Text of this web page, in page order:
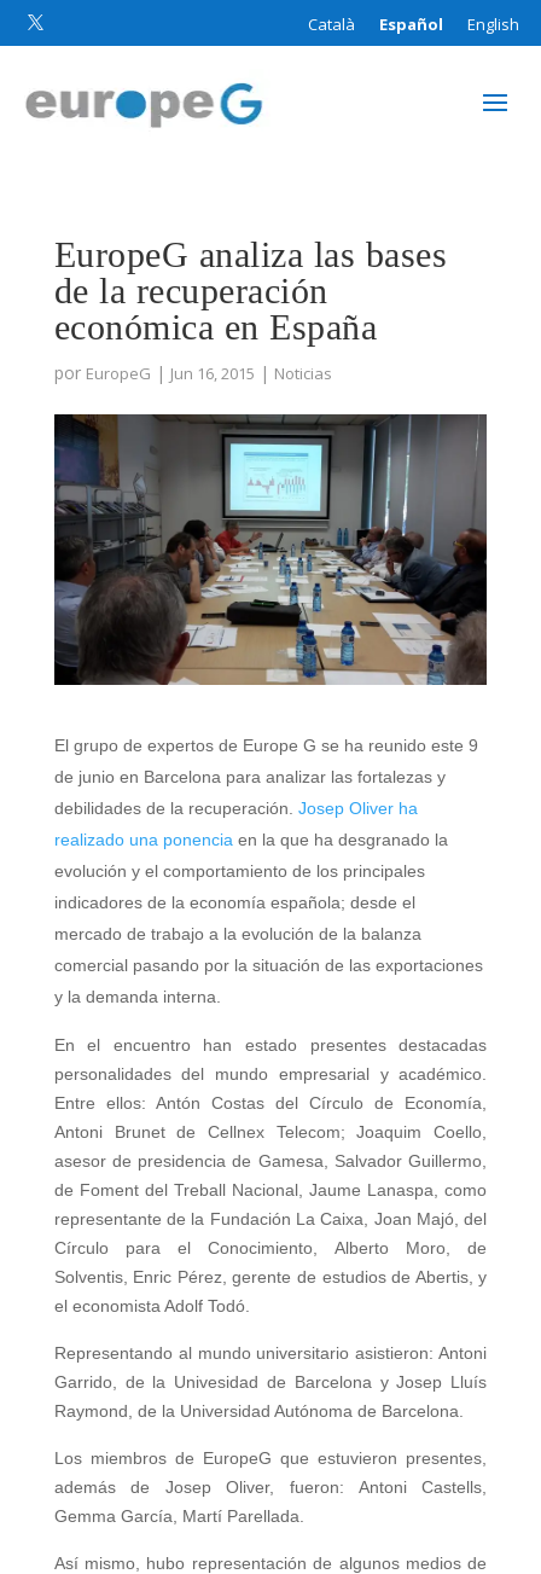
 Català Español English
EuropeG analiza las bases
de la recuperación
económica en España
por EuropeG | Jun 16, 2015 | Noticias
El grupo de expertos de Europe G se ha reunido este 9
de junio en Barcelona para analizar las fortalezas y
debilidades de la recuperación. Josep Oliver ha
realizado una ponencia en la que ha desgranado la
evolución y el comportamiento de los principales
indicadores de la economía española; desde el
mercado de trabajo a la evolución de la balanza
comercial pasando por la situación de las exportaciones
y la demanda interna.
En el encuentro han estado presentes destacadas
personalidades del mundo empresarial y académico.
Entre ellos: Antón Costas del Círculo de Economía,
Antoni Brunet de Cellnex Telecom; Joaquim Coello,
asesor de presidencia de Gamesa, Salvador Guillermo,
de Foment del Treball Nacional, Jaume Lanaspa, como
representante de la Fundación La Caixa, Joan Majó, del
Círculo para el Conocimiento, Alberto Moro, de
Solventis, Enric Pérez, gerente de estudios de Abertis, y
el economista Adolf Todó.
Representando al mundo universitario asistieron: Antoni
Garrido, de la Univesidad de Barcelona y Josep Lluís
Raymond, de la Universidad Autónoma de Barcelona.
Los miembros de EuropeG que estuvieron presentes,
además de Josep Oliver, fueron: Antoni Castells,
Gemma García, Martí Parellada.
Así mismo, hubo representación de algunos medios de